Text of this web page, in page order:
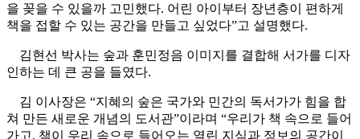
을 꽂을 수 있을까 고민했다. 어린 아이부터 장년층이 편하게
책을 접할 수 있는 공간을 만들고 싶었다”고 설명했다.
김현선 박사는 숲과 훈민정음 이미지를 결합해 서가를 디자
인하는 데 큰 공을 들였다.
김 이사장은 “지혜의 숲은 국가와 민간의 독서가가 힘을 합
쳐 만든 새로운 개념의 도서관”이라며 “우리가 책 속으로 들어
가고, 책이 우리 속으로 들어오는 열린 지식과 정보의 공간이